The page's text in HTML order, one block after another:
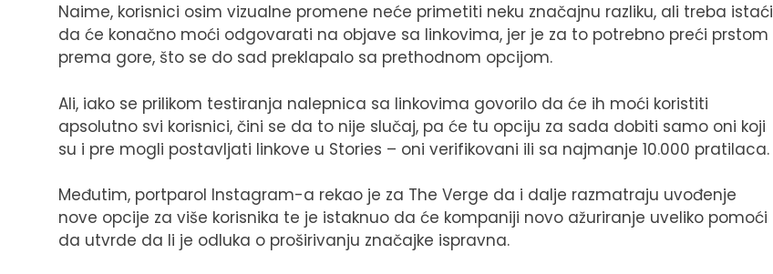
Naime, korisnici osim vizualne promene neće primetiti neku značajnu razliku, ali treba istaći
da će konačno moći odgovarati na objave sa linkovima, jer je za to potrebno preći prstom
prema gore, što se do sad preklapalo sa prethodnom opcijom.
Ali, iako se prilikom testiranja nalepnica sa linkovima govorilo da će ih moći koristiti
apsolutno svi korisnici, čini se da to nije slučaj, pa će tu opciju za sada dobiti samo oni koji
su i pre mogli postavljati linkove u Stories – oni verifikovani ili sa najmanje 10.000 pratilaca.
Međutim, portparol Instagram-a rekao je za The Verge da i dalje razmatraju uvođenje
nove opcije za više korisnika te je istaknuo da će kompaniji novo ažuriranje uveliko pomoći
da utvrde da li je odluka o proširivanju značajke ispravna.